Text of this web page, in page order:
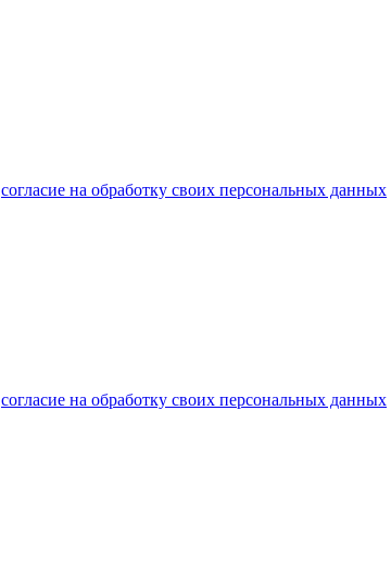
согласие на обработку своих персональных данных
согласие на обработку своих персональных данных